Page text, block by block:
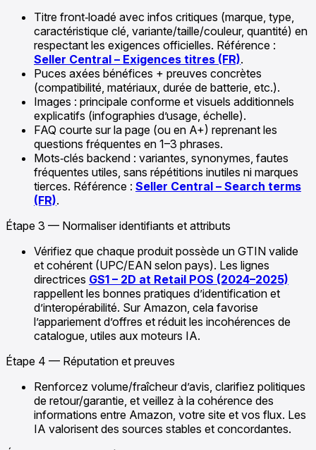
Titre front‑loadé avec infos critiques (marque, type,
caractéristique clé, variante/taille/couleur, quantité) en
respectant les exigences officielles. Référence :
Seller Central – Exigences titres (FR).
Puces axées bénéfices + preuves concrètes
(compatibilité, matériaux, durée de batterie, etc.).
Images : principale conforme et visuels additionnels
explicatifs (infographies d’usage, échelle).
FAQ courte sur la page (ou en A+) reprenant les
questions fréquentes en 1–3 phrases.
Mots‑clés backend : variantes, synonymes, fautes
fréquentes utiles, sans répétitions inutiles ni marques
tierces. Référence : Seller Central – Search terms
(FR).
Étape 3 — Normaliser identifiants et attributs
Vérifiez que chaque produit possède un GTIN valide
et cohérent (UPC/EAN selon pays). Les lignes
directrices GS1 – 2D at Retail POS (2024–2025)
rappellent les bonnes pratiques d’identification et
d’interopérabilité. Sur Amazon, cela favorise
l’appariement d’offres et réduit les incohérences de
catalogue, utiles aux moteurs IA.
Étape 4 — Réputation et preuves
Renforcez volume/fraîcheur d’avis, clarifiez politiques
de retour/garantie, et veillez à la cohérence des
informations entre Amazon, votre site et vos flux. Les
IA valorisent des sources stables et concordantes.